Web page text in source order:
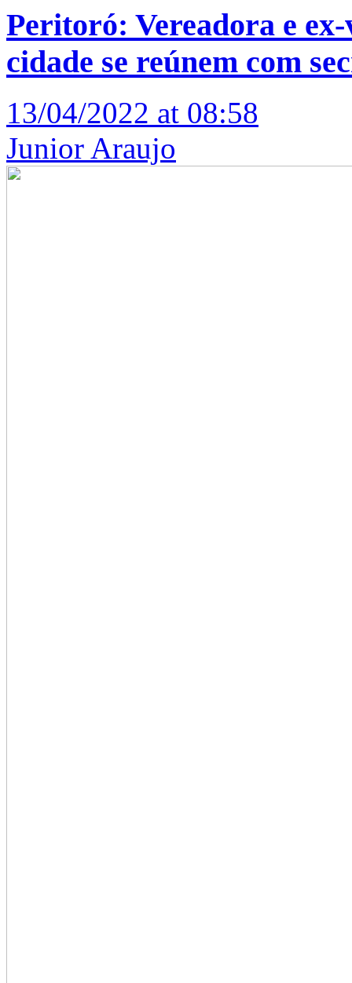
Peritoró: Vereadora e
cidade se reúnem com
13/04/2022 at 08:58
Junior Araujo